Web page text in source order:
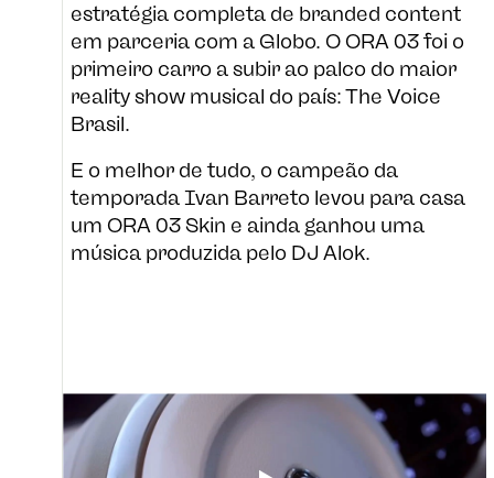
estratégia completa de branded content
em parceria com a Globo.O ORA 03 foi o
primeiro carro a subir ao palco do maior
reality show musical do país: The Voice
Brasil.
E o melhor de tudo, o campeão da
temporada Ivan Barreto levou para casa
um ORA 03 Skin e ainda ganhou uma
música produzida pelo DJ Alok.